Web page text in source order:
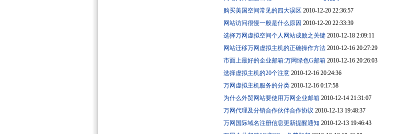
购买美国空间常见的四大误区 2010-12-20 22:36:57
网站访问很慢一般是什么原因 2010-12-20 22:33:39
选择万网虚拟空间个人网站成败之关键 2010-12-18 2:09:11
网站迁移万网虚拟主机的正确操作方法 2010-12-16 20:27:29
市面上最好的企业邮箱:万网绿色G邮箱 2010-12-16 20:26:03
选择虚拟主机的20个注意 2010-12-16 20:24:36
万网虚拟主机服务的分类 2010-12-16 0:17:58
为什么外贸网站要使用万网企业邮箱 2010-12-14 21:31:07
万网代理及分销合作伙伴合作协议 2010-12-13 19:48:37
万网国际域名注册信息更新提醒通知 2010-12-13 19:46:43